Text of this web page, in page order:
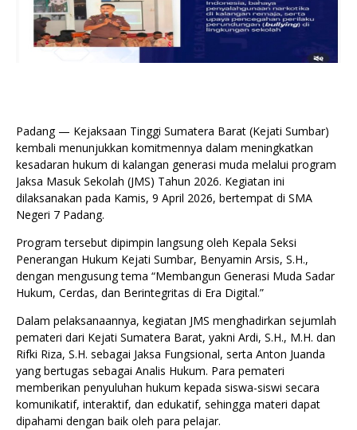
Padang — Kejaksaan Tinggi Sumatera Barat (Kejati Sumbar)
kembali menunjukkan komitmennya dalam meningkatkan
kesadaran hukum di kalangan generasi muda melalui program
Jaksa Masuk Sekolah (JMS) Tahun 2026. Kegiatan ini
dilaksanakan pada Kamis, 9 April 2026, bertempat di SMA
Negeri 7 Padang.
Program tersebut dipimpin langsung oleh Kepala Seksi
Penerangan Hukum Kejati Sumbar, Benyamin Arsis, S.H.,
dengan mengusung tema “Membangun Generasi Muda Sadar
Hukum, Cerdas, dan Berintegritas di Era Digital.”
Dalam pelaksanaannya, kegiatan JMS menghadirkan sejumlah
pemateri dari Kejati Sumatera Barat, yakni Ardi, S.H., M.H. dan
Rifki Riza, S.H. sebagai Jaksa Fungsional, serta Anton Juanda
yang bertugas sebagai Analis Hukum. Para pemateri
memberikan penyuluhan hukum kepada siswa-siswi secara
komunikatif, interaktif, dan edukatif, sehingga materi dapat
dipahami dengan baik oleh para pelajar.